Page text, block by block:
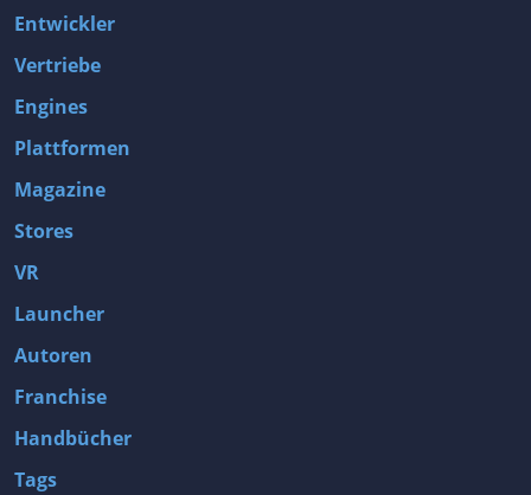
Entwickler
Vertriebe
Engines
Plattformen
Magazine
Stores
VR
Launcher
Autoren
Franchise
Handbücher
Tags